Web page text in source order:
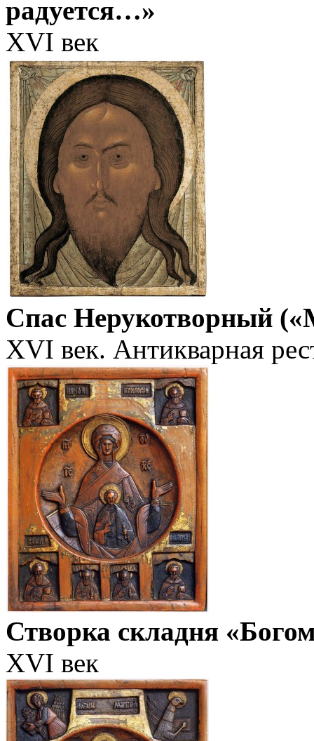
радуется…»
XVI век
Спас Нерукотворный
XVI век. Антикварная
Створка складня
XVI век